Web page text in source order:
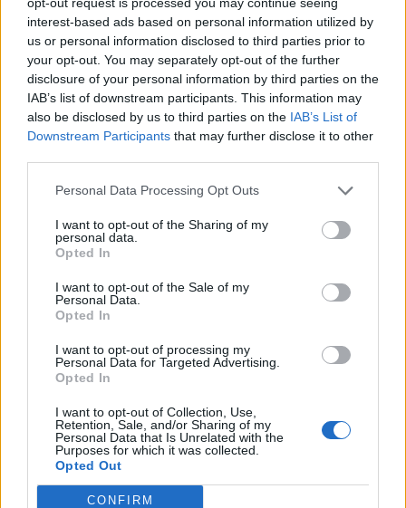
interest-based ads based on personal information utilized by
us or personal information disclosed to third parties prior to
your opt-out. You may separately opt-out of the further
disclosure of your personal information by third parties on the
IAB’s list of downstream participants. This information may
also be disclosed by us to third parties on the IAB’s List of
Downstream Participants that may further disclose it to other
Personal Data Processing Opt Outs
I want to opt-out of the Sharing of my
personal data.
Opted In
I want to opt-out of the Sale of my
Personal Data.
Opted In
I want to opt-out of processing my
Personal Data for Targeted Advertising.
Opted In
I want to opt-out of Collection, Use,
Retention, Sale, and/or Sharing of my
Personal Data that Is Unrelated with the
Purposes for which it was collected.
Opted Out
CONFIRM
Lleidaa 87,13 kilómetros
Tarragonaa 98,75
kilómetros
Gironaa 104,60 kilómetros
Huescaa 163,42
kilómetros
Zaragozaa 204,87
Castellóna 258,62
kilómetros
Pamplonaa 277,32
kilómetros
282,89 kilómetros
Teruel
Valenciaa 322,78
kilómetros
San Sebastián
kilómetros